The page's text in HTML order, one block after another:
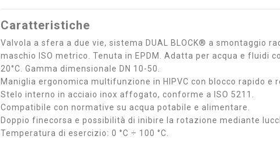
Caratteristiche
Valvola a sfera a due vie, sistema DUAL BLOCK® a smontaggio
maschio ISO metrico. Tenuta in EPDM. Adatta per acqua e fluidi
20°C. Gamma dimensionale DN 10-50.
Maniglia ergonomica multifunzione in HIPVC con blocco rapido e
Stelo interno in acciaio inox affogato, conforme a ISO 5211.
Compatibile con normative su acqua potabile e alimentare.
Doppio finecorsa e possibilità di inibire la rotazione mediante
Temperatura di esercizio: 0 °C ÷ 100 °C.